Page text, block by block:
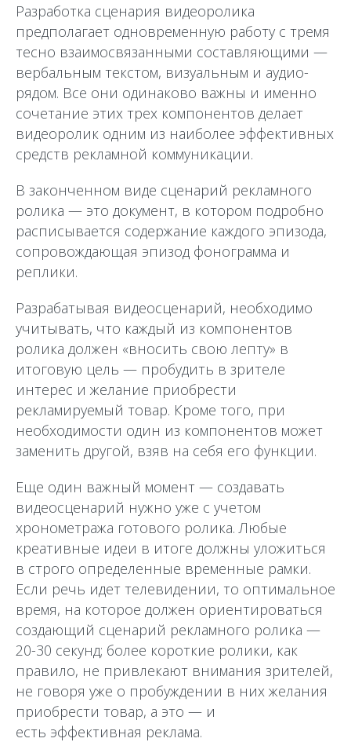
Разработка сценария видеоролика
предполагает одновременную работу с тремя
тесно взаимосвязанными составляющими —
вербальным текстом, визуальным и аудио-
рядом. Все они одинаково важны и именно
сочетание этих трех компонентов делает
видеоролик одним из наиболее эффективных
средств рекламной коммуникации.
В законченном виде сценарий рекламного
ролика — это документ, в котором подробно
расписывается содержание каждого эпизода,
сопровождающая эпизод фонограмма и
реплики.
Разрабатывая видеосценарий, необходимо
учитывать, что каждый из компонентов
ролика должен «вносить свою лепту» в
итоговую цель — пробудить в зрителе
интерес и желание приобрести
рекламируемый товар. Кроме того, при
необходимости один из компонентов может
заменить другой, взяв на себя его функции.
Еще один важный момент — создавать
видеосценарий нужно уже с учетом
хронометража готового ролика. Любые
креативные идеи в итоге должны уложиться
в строго определенные временные рамки.
Если речь идет телевидении, то оптимальное
время, на которое должен ориентироваться
создающий сценарий рекламного ролика —
20-30 секунд; более короткие ролики, как
правило, не привлекают внимания зрителей,
не говоря уже о пробуждении в них желания
приобрести товар, а это — и
есть эффективная реклама.